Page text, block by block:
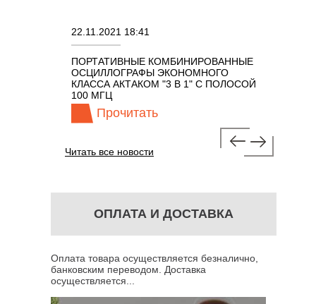
22.11.2021 18:41
ПОРТАТИВНЫЕ КОМБИНИРОВАННЫЕ
ОСЦИЛЛОГРАФЫ ЭКОНОМНОГО
КЛАССА АКТАКОМ "3 В 1" С ПОЛОСОЙ
100 МГЦ
Прочитать
Читать все новости
ОПЛАТА И ДОСТАВКА
Оплата товара осуществляется безналично,
банковским переводом. Доставка
осуществляется...